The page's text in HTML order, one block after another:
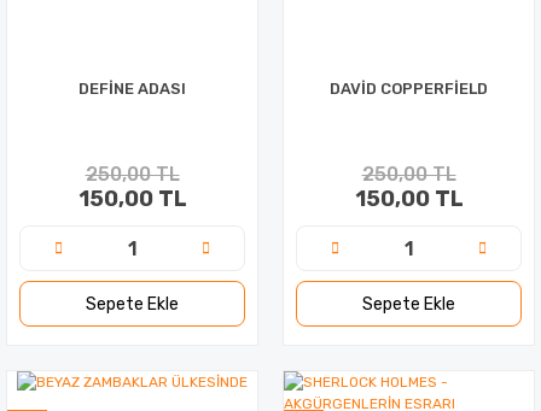
DEFİNE ADASI
250,00 TL
150,00 TL
Sepete Ekle
DAVİD COPPERFİELD
250,00 TL
150,00 TL
Sepete Ekle